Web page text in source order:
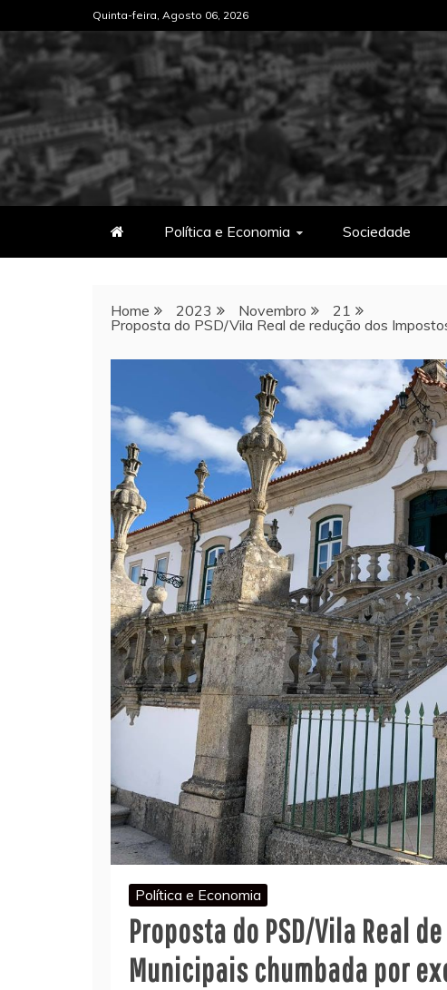
to
content
Quinta-feira, Agosto 06, 2026
Política e Economia Sociedade
Home 2023 Novembro
21
Proposta do PSD/Vila Real de redução dos
Política e Economia
Proposta do PSD/Vila Real
Municipais chumbada por